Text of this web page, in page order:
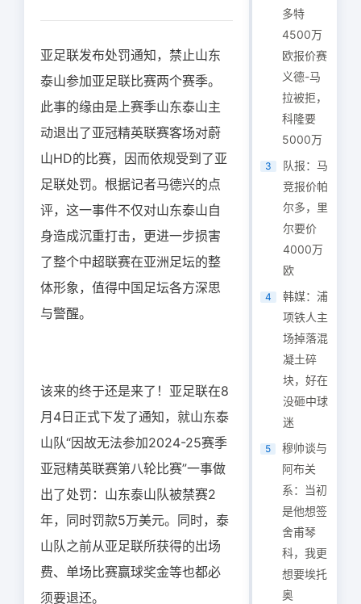
亚足联发布处罚通知，禁止山东
泰山参加亚足联比赛两个赛季。
此事的缘由是上赛季山东泰山主
动退出了亚冠精英联赛客场对蔚
山HD的比赛，因而依规受到了亚
足联处罚。根据记者马德兴的点
评，这一事件不仅对山东泰山自
身造成沉重打击，更进一步损害
了整个中超联赛在亚洲足坛的整
体形象，值得中国足坛各方深思
与警醒。
该来的终于还是来了！亚足联在8
月4日正式下发了通知，就山东泰
山队“因故无法参加2024-25赛季
亚冠精英联赛第八轮比赛”一事做
出了处罚：山东泰山队被禁赛2
年，同时罚款5万美元。同时，泰
山队之前从亚足联所获得的出场
费、单场比赛赢球奖金等也都必
须要退还。
多特
4500万
欧报价赛
义德-马
拉被拒，
科隆要
5000万
3
队报：马
竞报价帕
尔多，里
尔要价
4000万
欧
4
韩媒：浦
项铁人主
场掉落混
凝土碎
块，好在
没砸中球
迷
5
穆帅谈与
阿布关
系：当初
是他想签
舍甫琴
科，我更
想要埃托
奥